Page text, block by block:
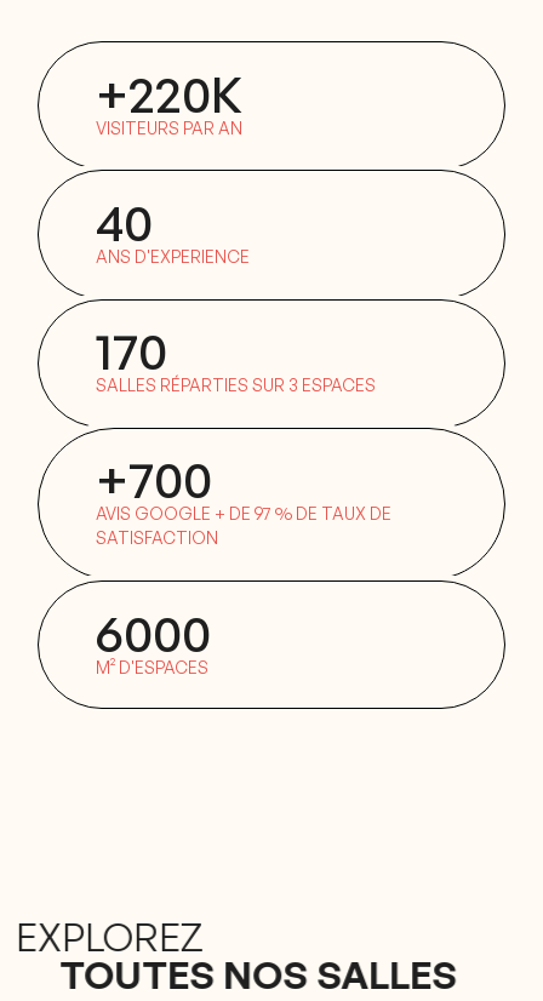
+220K
VISITEURS PAR AN
40
ANS D'EXPERIENCE
170
SALLES RÉPARTIES SUR 3 ESPACES
+700
AVIS GOOGLE + DE 97 % DE TAUX DE
SATISFACTION
6000
M² D'ESPACES
EXPLOREZ
TOUTES NOS SALLES